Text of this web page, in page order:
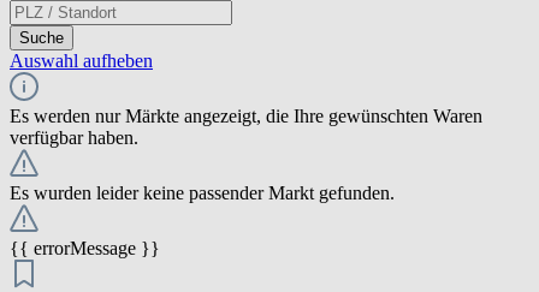
Suche
Auswahl aufheben
Es werden nur Märkte angezeigt, die Ihre gewünschten Waren
verfügbar haben.
Es wurden leider keine passender Markt gefunden.
{{ errorMessage }}